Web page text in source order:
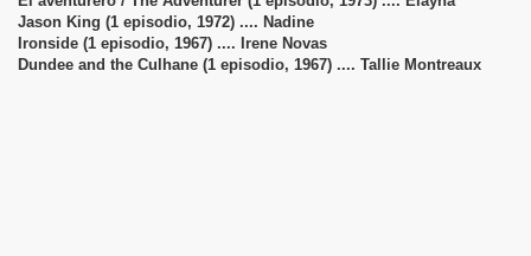
Jason King (1 episodio, 1972) .... Nadine
Ironside (1 episodio, 1967) .... Irene Novas
Dundee and the Culhane (1 episodio, 1967) .... Tallie Montreaux